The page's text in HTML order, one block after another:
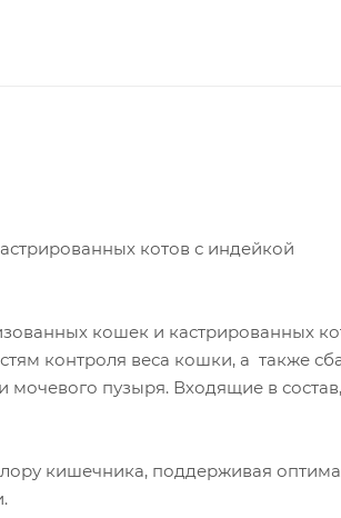
котов с индейкой
кошек и кастрированных
контроля веса кошки, а также
пузыря. Входящие в состав,
кишечника, поддерживая